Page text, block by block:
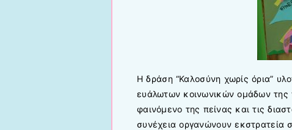
Η δράση “Καλοσύνη χωρίς όρια”
ευάλωτων κοινωνικών ομάδων της
φαινόμενο της πείνας και τις
συνέχεια οργανώνουν εκστρατεία